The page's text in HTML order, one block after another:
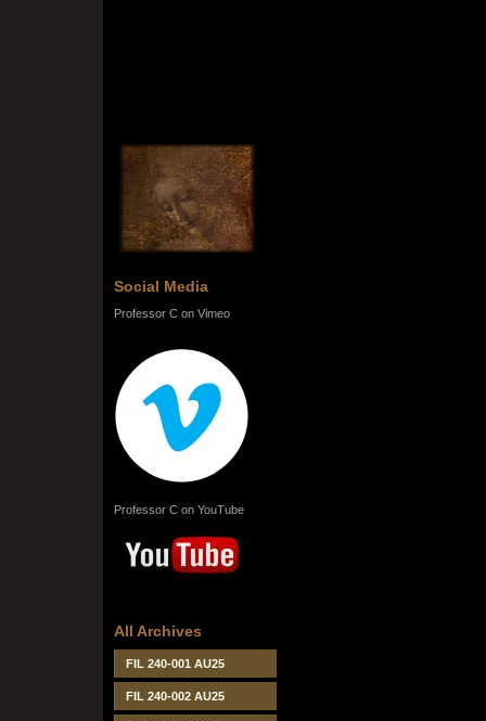
Social Media
Professor C on Vimeo
Professor C on YouTube
All Archives
FIL 240-001 AU25
FIL 240-002 AU25